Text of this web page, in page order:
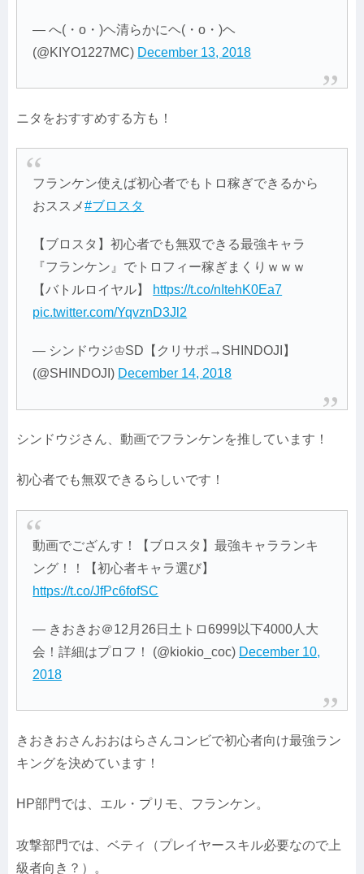
— へ(・o・)ヘ清らかにヘ(・o・)ヘ
(@KIYO1227MC) December 13, 2018
ニタをおすすめする方も！
フランケン使えば初心者でもトロ稼ぎできるから
おススメ#ブロスタ
【ブロスタ】初心者でも無双できる最強キャラ
『フランケン』でトロフィー稼ぎまくりｗｗｗ
【バトルロイヤル】
https://t.co/nItehK0Ea7
pic.twitter.com/YqvznD3Jl2
— シンドウジ♔SD【クリサポ→SHINDOJI】
(@SHINDOJI) December 14, 2018
シンドウジさん、動画でフランケンを推しています！
初心者でも無双できるらしいです！
動画でござんす！【ブロスタ】最強キャラランキ
ング！！【初心者キャラ選び】
https://t.co/JfPc6fofSC
— きおきお＠12月26日土トロ6999以下4000人大
会！詳細はプロフ！ (@kiokio_coc) December 10,
2018
きおきおさんおおはらさんコンビで初心者向け最強ラン
キングを決めています！
HP部門では、エル・プリモ、フランケン。
攻撃部門では、ベティ（プレイヤースキル必要なので上
級者向き？）。